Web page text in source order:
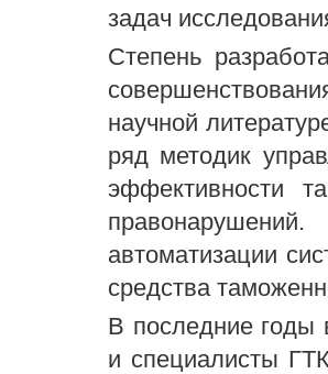
задач
Степень
научной
ряд методик
эффективности
автоматизации
средства
В последние годы
и специалисты